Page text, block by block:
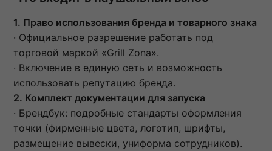
1. Право использования бренда и товарного знака
· Официальное разрешение работать под
торговой маркой «Grill Zonа».
· Включение в единую сеть и возможность
использовать репутацию бренда.
2. Комплект документации для запуска
· Брендбук: подробные стандарты оформления
точки (фирменные цвета, логотип, шрифты,
размещение вывески, униформа сотрудников).